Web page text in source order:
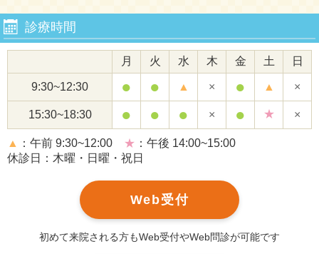
診療時間
月 火 水 木 金 土 日
9:30~12:30 ● ● ▲ × ● ▲ ×
15:30~18:30 ● ● ● × ● ★ ×
▲ ：午前 9:30~12:00 ★ ：午後 14:00~15:00
休診日：木曜・日曜・祝日
Web受付
初めて来院される方もWeb受付やWeb問診が可能です